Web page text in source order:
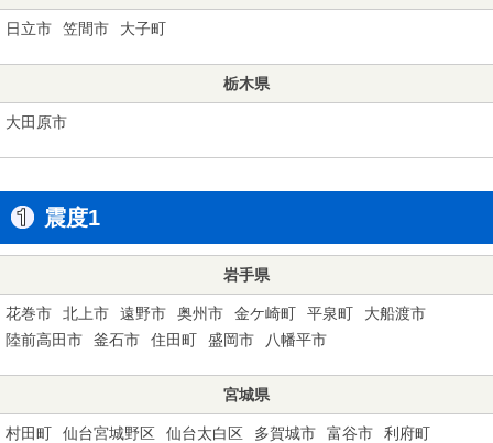
日立市 笠間市 大子町
栃木県
大田原市
震度1
岩手県
花巻市 北上市 遠野市 奥州市 金ケ崎町 平泉町
大船渡市
陸前高田市
釜石市 住田町 盛岡市 八幡平市
宮城県
村田町 仙台宮城野区 仙台太白区 多賀城市 富谷市
利府町